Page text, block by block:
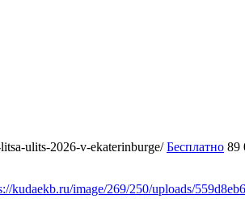
ulits-2026-v-ekaterinburge/ Бесплатно 89
kudaekb.ru/image/269/250/uploads/